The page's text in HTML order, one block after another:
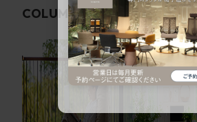
COLUMN関連コラム